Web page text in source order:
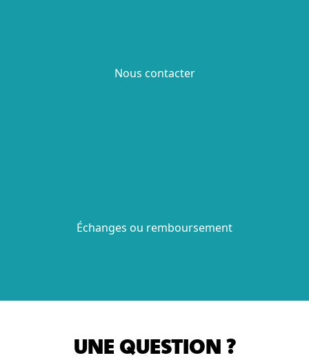
Nous contacter
Échanges ou remboursement
UNE QUESTION ?